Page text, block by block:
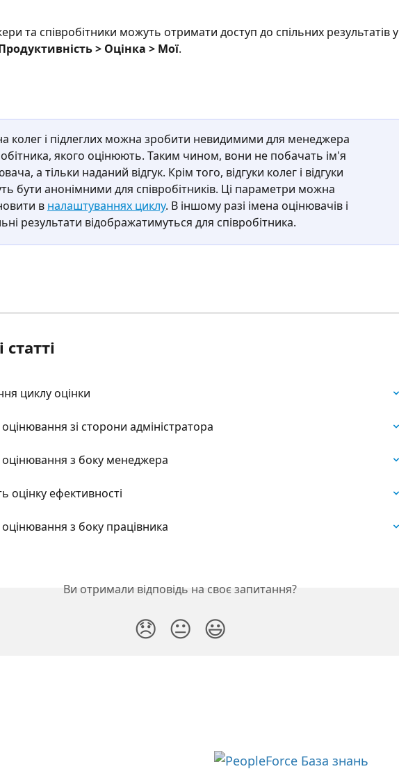
та співробітники можуть отримати доступ до спільних результатів у
> Оцінка > Мої.
колег і підлеглих можна зробити невидимими для менеджера
якого оцінюють. Таким чином, вони не побачать ім'я
а тільки наданий відгук. Крім того, відгуки колег і відгуки
бути анонімними для співробітників. Ці параметри можна
в налаштуваннях циклу. В іншому разі імена оцінювачів і
результати відображатимуться для співробітника.
циклу оцінки
зі сторони адміністратора
з боку менеджера
оцінку ефективності
з боку працівника
Ви отримали відповідь на своє запитання?
😞 😐 😃